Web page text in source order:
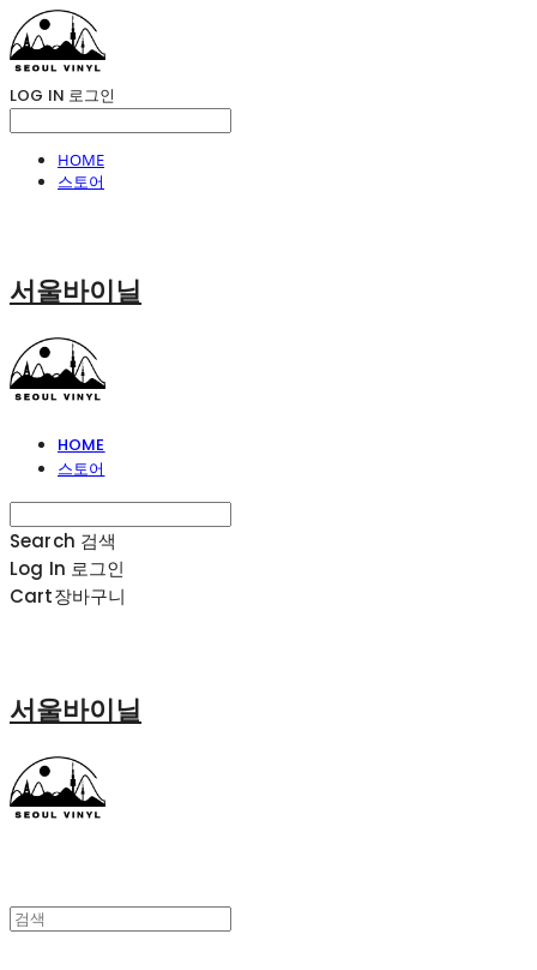
LOG IN 로그인
HOME
스토어
서울바이닐
HOME
스토어
Search 검색
Log In 로그인
Cart장바구니
서울바이닐